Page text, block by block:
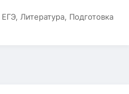
Литература, Подготовка